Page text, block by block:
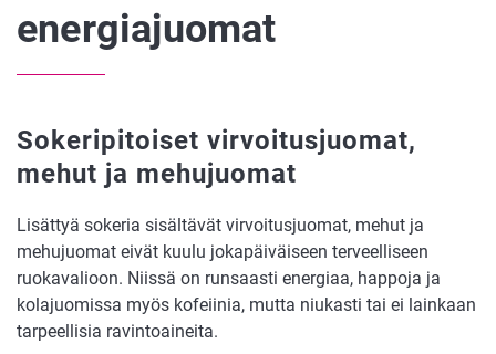
energiajuomat
Sokeripitoiset virvoitusjuomat,
mehut ja mehujuomat
Lisättyä sokeria sisältävät virvoitusjuomat, mehut ja
mehujuomat eivät kuulu jokapäiväiseen terveelliseen
ruokavalioon. Niissä on runsaasti energiaa, happoja ja
kolajuomissa myös kofeiinia, mutta niukasti tai ei lainkaan
tarpeellisia ravintoaineita.